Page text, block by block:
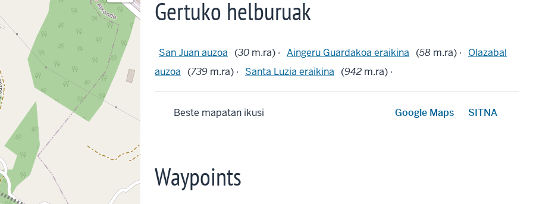
Gertuko helburuak
San Juan auzoa (30 m.ra) · Aingeru Guardakoa eraikina (58 m.ra) ·
Olazabal
auzoa
(739 m.ra) · Santa Luzia eraikina (942 m.ra) ·
Beste mapatan ikusi Google Maps SITNA
Waypoints